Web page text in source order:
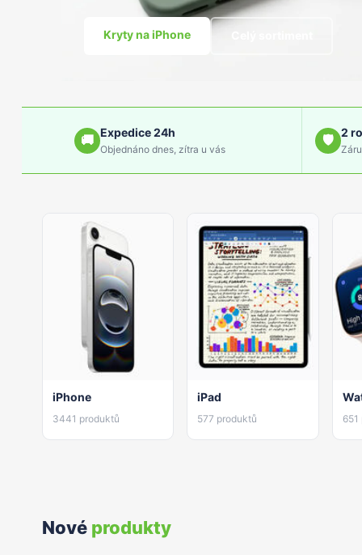
Kryty na iPhone
Expedice 24h
Objednáno dnes, zítra u vás
2
iPhone
3441 produktů
iPad
577 produktů
Nové produkty